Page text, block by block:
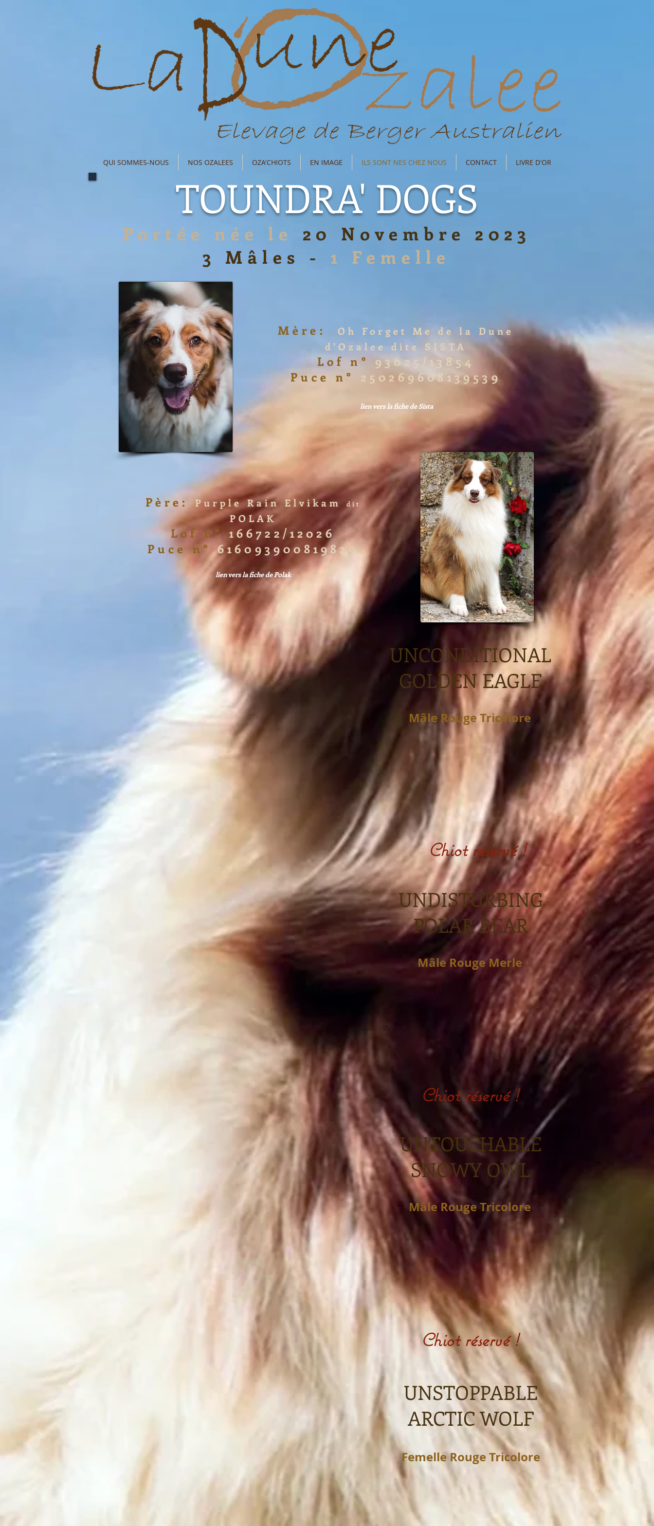
QUI SOMMES-NOUS NOS OZALEES OZA'CHIOTS EN IMAGE ILS SONT NES CHEZ NOUS CONTACT LIVRE D'OR
TOUNDRA' DOGS
Portée née le 20 Novembre 2023
3 Mâles - 1 Femelle
Mère: Oh Forget
Me de la Dune
d'Ozalee dite SISTA
Lof n°93025/13854
Puce n°
250269608139539
lien vers la fiche de Sista
Père: Purple Rain Elvikam dit
POLAK
Lof n°166722/12026
Puce n°
616093900819829
lien vers la fiche de Polak
UNCONDITIONAL
GOLDEN EAGLE
Mâle RougeTricolore
Chiot réservé !
UNDISTURBING
POLAR BEAR
Mâle Rouge Merle
Chiot réservé !
UNTOUCHABLE
SNOWY OWL
Mâle Rouge Tricolore
Chiot réservé !
UNSTOPPABLE
ARCTIC WOLF
Femelle Rouge Tricolore